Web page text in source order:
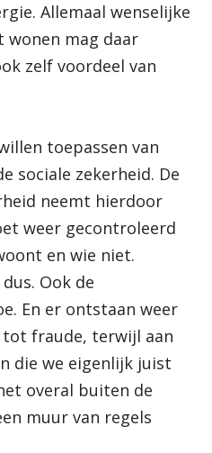
Allemaal wenselijke
wonen mag daar
zelf voordeel van
toepassen van
sociale zekerheid. De
neemt hierdoor
weer gecontroleerd
en wie niet.
Ook de
En er ontstaan weer
fraude, terwijl aan
die we eigenlijk juist
overal buiten de
muur van regels